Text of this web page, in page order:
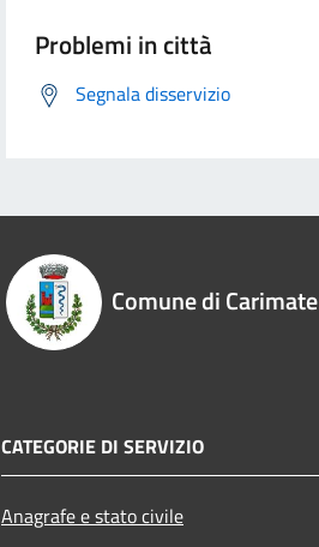
Problemi in città
Segnala disservizio
Comune di Carimate
CATEGORIE DI SERVIZIO
Anagrafe e stato civile